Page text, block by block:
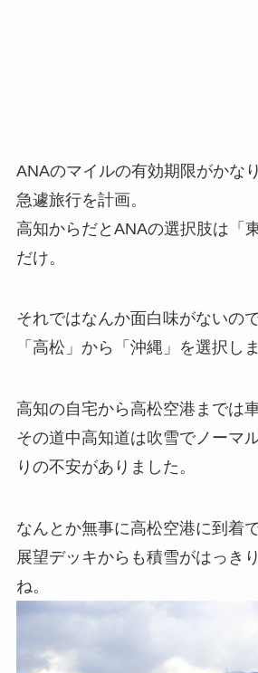
ANAのマイルの有効期限がかな
急遽旅行を計画。
高知からだとANAの選択肢は「
だけ。
それではなんか面白味がないの
「高松」から「沖縄」を選択し
高知の自宅から高松空港までは
その道中高知道は吹雪でノーマ
りの不安がありました。
なんとか無事に高松空港に到着
展望デッキからも積雪がはっき
ね。